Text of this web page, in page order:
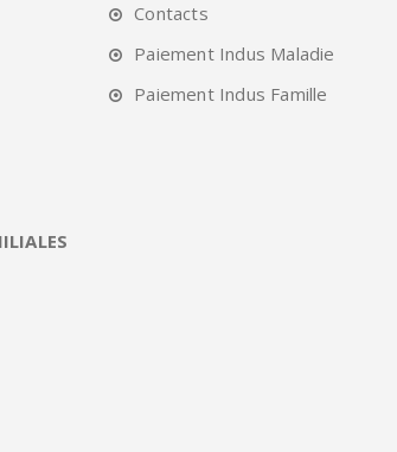
Contacts
Paiement Indus Maladie
Paiement Indus Famille